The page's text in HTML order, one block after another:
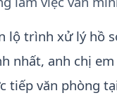
lộ trình xử lý hồ
nhất, anh chị
tiếp văn phòng